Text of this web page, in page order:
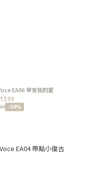
EA06 早安我的愛
-34%